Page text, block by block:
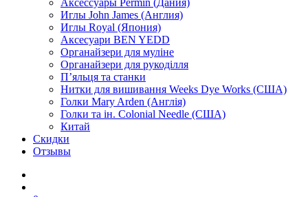
Аксессуары Permin (Дания)
Иглы John James (Англия)
Иглы Royal (Япония)
Аксесуари BEN YEDD
Органайзери для муліне
Органайзери для рукоділля
П’яльця та станки
Нитки для вишивання Weeks Dye Works (США)
Голки Mary Arden (Англія)
Голки та ін. Colonial Needle (США)
Китай
Скидки
Отзывы